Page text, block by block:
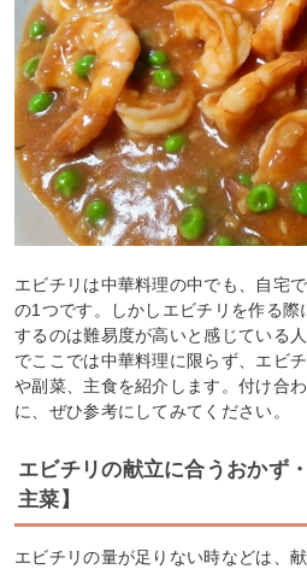
エビチリは中華料理の中でも、自宅
の1つです。しかしエビチリを作る際
するのは難易度が高いと感じている
でここでは中華料理に限らず、エビ
や副菜、主食を紹介します。付け合
に、ぜひ参考にしてみてください。
エビチリの献立に合うおかず
主菜】
エビチリの量が足りない時などは、